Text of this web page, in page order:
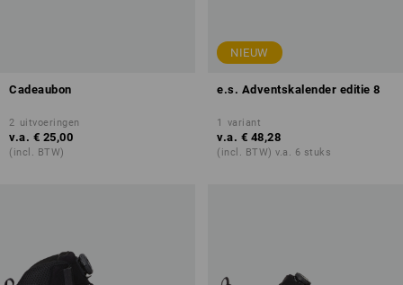
Cadeaubon
2 uitvoeringen
v.a. € 25,00
(incl. BTW)
NIEUW
e.s. Adventskalender editie 8
1 variant
v.a. € 48,28
(incl. BTW) v.a. 6 stuks